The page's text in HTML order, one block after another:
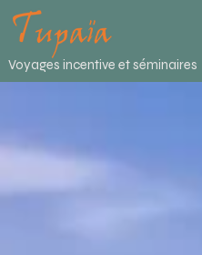
Voyages incentive et séminaires